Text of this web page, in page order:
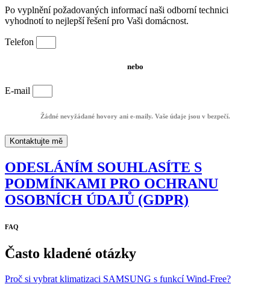
Po vyplnění požadovaných informací naši odborní technici
vyhodnotí to nejlepší řešení pro Vaši domácnost.
Telefon
nebo
E-mail
Žádné nevyžádané hovory ani e-maily. Vaše údaje jsou v bezpečí.
Kontaktujte mě
ODESLÁNÍM SOUHLASÍTE S
PODMÍNKAMI PRO OCHRANU
OSOBNÍCH ÚDAJŮ (GDPR)
FAQ
Často kladené otázky
Proč si vybrat klimatizaci SAMSUNG s funkcí Wind-Free?